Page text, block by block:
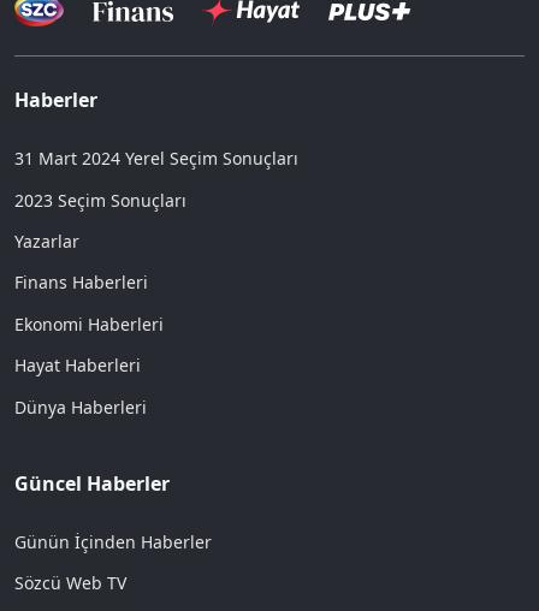
Haberler
31 Mart 2024 Yerel Seçim Sonuçları
2023 Seçim Sonuçları
Yazarlar
Finans Haberleri
Ekonomi Haberleri
Hayat Haberleri
Dünya Haberleri
Güncel Haberler
Günün İçinden Haberler
Sözcü Web TV